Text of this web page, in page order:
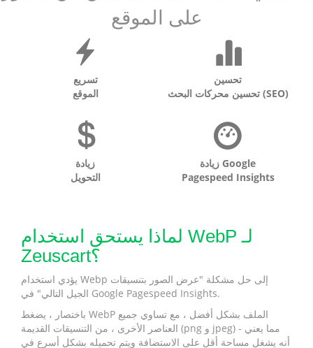
على الموقع
تسريع
الموقع
تحسين
تحسين محركات البحث (SEO)
زيادة
التحويل
زيادة Google
Pagespeed Insights
لماذا يستحق استخدام WebP لـ
Zeuscart؟
يؤدي استخدام Webp إلى حل مشكلة "عرض الصور بتنسيقات
الجيل التالي" في Google Pagespeed Insights.
باختصار ، يضغط WebP الملف بشكل أفضل ، مع تساوي جميع
العناصر الأخرى ، من التنسيقات القديمة (png و jpeg) - مما يعني
أنه يشغل مساحة أقل على الاستضافة ويتم تحميله بشكل أسرع في